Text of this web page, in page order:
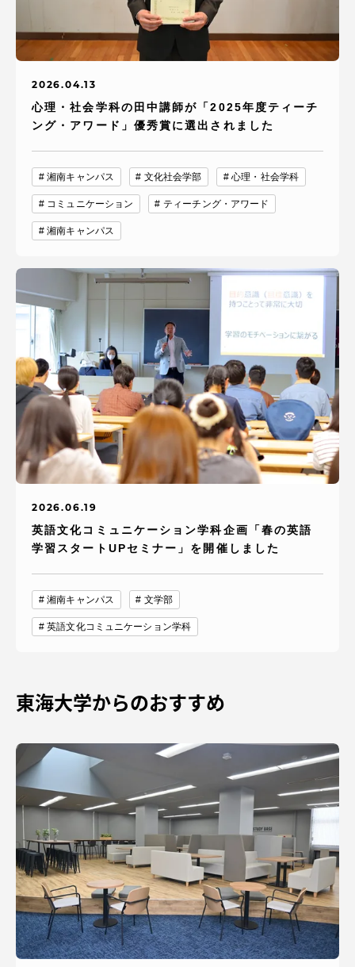
2026.04.13
心理・社会学科の田中講師が「2025年度ティーチ
ング・アワード」優秀賞に選出されました
湘南キャンパス 文化社会学部 心理・社会学科
コミュニケーション ティーチング・アワード
湘南キャンパス
2026.06.19
英語文化コミュニケーション学科企画「春の英語
学習スタートUPセミナー」を開催しました
湘南キャンパス 文学部
英語文化コミュニケーション学科
東海大学からのおすすめ